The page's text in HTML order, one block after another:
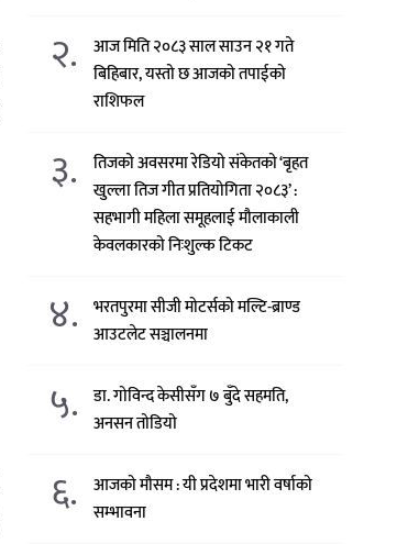
२.
आज मिति २०८३ साल साउन २१ गते
बिहिबार, यस्तो छ आजको तपाईको
राशिफल
३.
तिजको अवसरमा रेडियो संकेतको ‘बृहत
खुल्ला तिज गीत प्रतियोगिता २०८३’ :
सहभागी महिला समूहलाई मौलाकाली
केवलकारको निःशुल्क टिकट
४.
भरतपुरमा सीजी मोटर्सको मल्टि-ब्राण्ड
आउटलेट सञ्चालनमा
५.
डा. गोविन्द केसीसँग ७ बुँदे सहमति,
अनसन तोडियो
६.
आजको मौसम : यी प्रदेशमा भारी वर्षाको
सम्भावना